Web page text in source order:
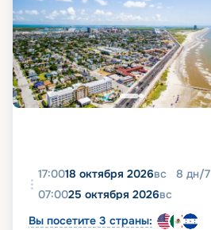
17:0018 октября 2026вс 8 дн/7
07:0025 октября 2026вс
Вы посетите 3 страны: